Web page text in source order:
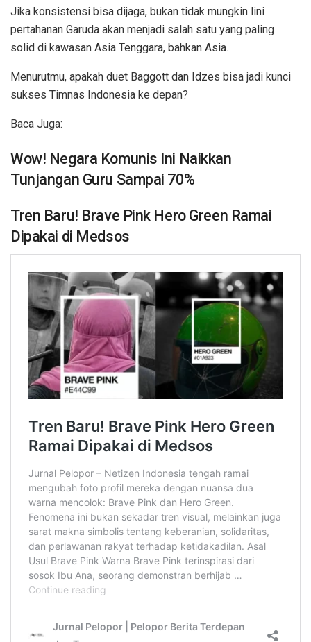
Jika konsistensi bisa dijaga, bukan tidak mungkin lini
pertahanan Garuda akan menjadi salah satu yang paling
solid di kawasan Asia Tenggara, bahkan Asia.
Menurutmu, apakah duet Baggott dan Idzes bisa jadi kunci
sukses Timnas Indonesia ke depan?
Baca Juga:
Wow! Negara Komunis Ini Naikkan
Tunjangan Guru Sampai 70%
Tren Baru! Brave Pink Hero Green Ramai
Dipakai di Medsos